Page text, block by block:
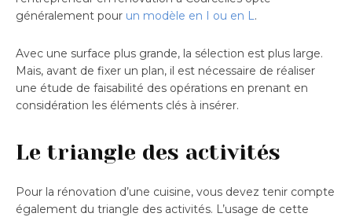
généralement pour un modèle en I ou en L.
Avec une surface plus grande, la sélection est plus large.
Mais, avant de fixer un plan, il est nécessaire de réaliser
une étude de faisabilité des opérations en prenant en
considération les éléments clés à insérer.
Le triangle des activités
Pour la rénovation d’une cuisine, vous devez tenir compte
également du triangle des activités. L’usage de cette